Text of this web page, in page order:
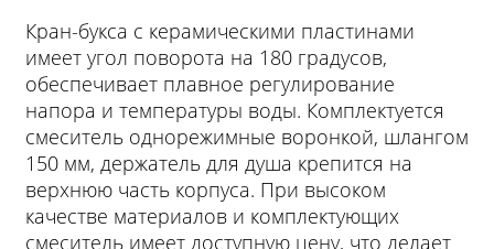
Кран-букса с керамическими пластинами
имеет угол поворота на 180 градусов,
обеспечивает плавное регулирование
напора и температуры воды. Комплектуется
смеситель однорежимные воронкой, шлангом
150 мм, держатель для душа крепится на
верхнюю часть корпуса. При высоком
качестве материалов и комплектующих
смеситель имеет доступную цену, что делает